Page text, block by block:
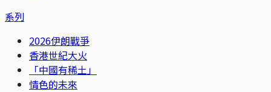
系列
2026伊朗戰爭
香港世紀大火
「中國有稀土」
情色的未來